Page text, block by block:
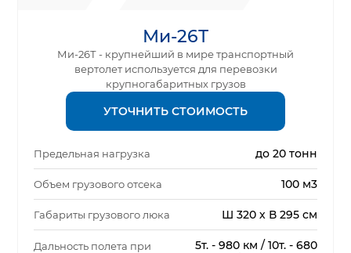
Ми-26Т
Ми-26Т - крупнейший в мире транспортный
вертолет используется для перевозки
крупногабаритных грузов
УТОЧНИТЬ СТОИМОСТЬ
Предельная нагрузка до 20 тонн
Объем грузового отсека 100 м3
Габариты грузового люка Ш 320 х В 295 см
Дальность полета при
5т. - 980 км / 10т. - 680